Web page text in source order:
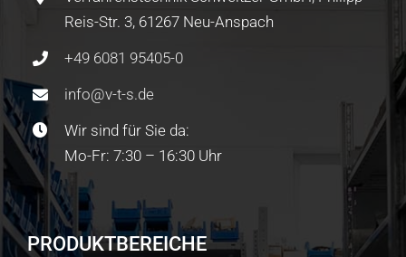
Reis-Str. 3, 61267 Neu-Anspach
+49 6081 95405-0
info@v-t-s.de
Wir sind für Sie da:
Mo-Fr: 7:30 – 16:30 Uhr
PRODUKTBEREICHE